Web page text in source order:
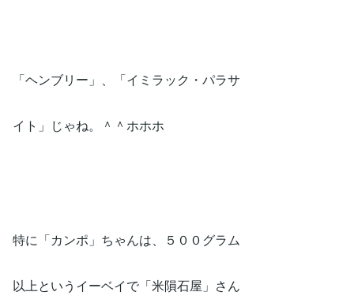
「ヘンブリー」、「イミラック・パラサ
イト」じゃね。＾＾ホホホ
特に「カンポ」ちゃんは、５００グラム
以上というイーベイで「米隕石屋」さん